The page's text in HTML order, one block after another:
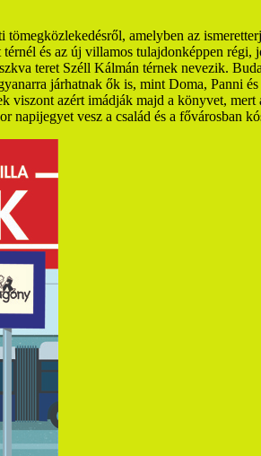
tömegközlekedésről, amelyben az
és az új villamos tulajdonképpen
teret Széll Kálmán térnek nevezik.
járhatnak ők is, mint Doma, Panni
azért imádják majd a könyvet,
napijegyet vesz a család és a fővárosban